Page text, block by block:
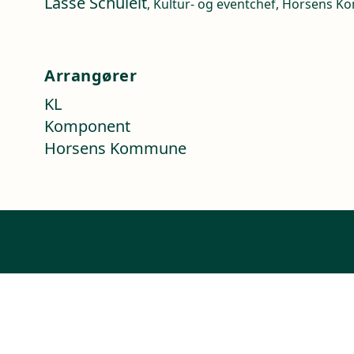
, Kultur- og eventchef, Horsens
Arrangører
KL
Komponent
Horsens Kommune